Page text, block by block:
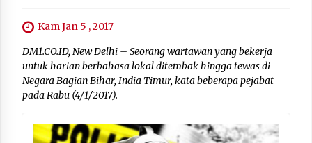
Kam Jan 5 , 2017
DM1.CO.ID, New Delhi – Seorang wartawan yang bekerja
untuk harian berbahasa lokal ditembak hingga tewas di
Negara Bagian Bihar, India Timur, kata beberapa pejabat
pada Rabu (4/1/2017).